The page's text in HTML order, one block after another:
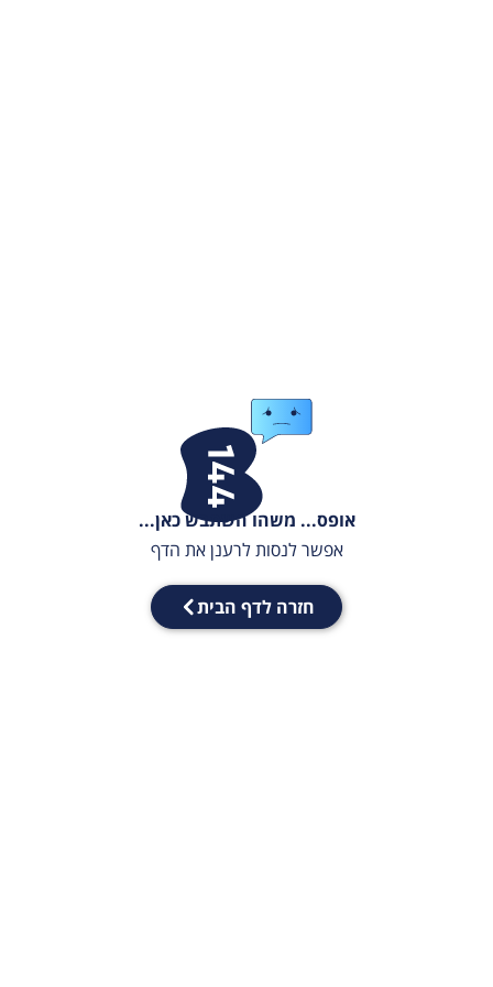
אופס... משהו השתבש כאן...
אפשר לנסות לרענן את הדף
חזרה לדף הבית